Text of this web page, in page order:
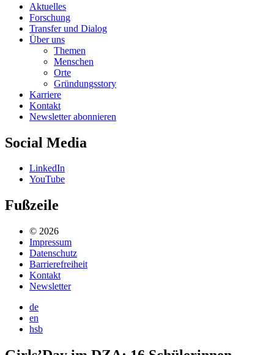
Aktuelles
Forschung
Transfer und Dialog
Über uns
Themen
Menschen
Orte
Gründungsstory
Karriere
Kontakt
Newsletter abonnieren
Social Media
LinkedIn
YouTube
Fußzeile
© 2026
Impressum
Datenschutz
Barrierefreiheit
Kontakt
Newsletter
de
en
hsb